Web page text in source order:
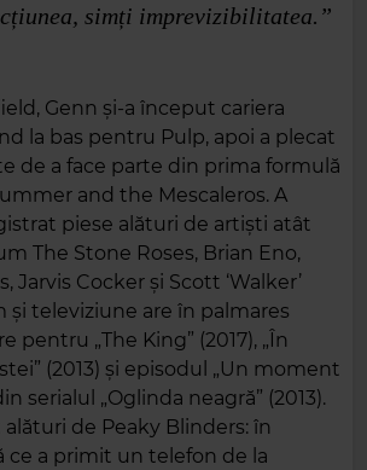
simți imprevizibilitatea.”
Genn și‑a început cariera
la bas pentru Pulp, apoi a plecat
de a face parte din prima formulă
and the Mescaleros. A
piese alături de artiști atât
The Stone Roses, Brian Eno,
Jarvis Cocker și Scott ‘Walker’
și televiziune are în palmares
pentru „The King” (2017), „În
(2013) și episodul „Un moment
serialul „Oglinda neagră” (2013).
de Peaky Blinders: în
ce a primit un telefon de la